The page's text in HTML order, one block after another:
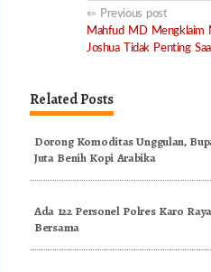
Post
navigation
Previous post
Mahfud MD Mengklaim
Joshua Tidak Penting
Related Posts
Dorong Komoditas Unggulan,
Juta Benih Kopi Arabika
Ada 122 Personel Polres Karo
Bersama